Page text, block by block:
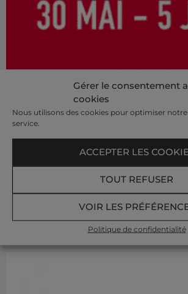
Gérer le consentement
cookies
Nous utilisons des cookies pour optimiser
service.
ACCEPTER LES
TOUT REFUSER
VOIR LES
Politique de confidentialité
La semaine du Développement
Thermes Marins de Saint-Malo
Développement Durable du 30 mai au
un programme spécial! Découvrez-le…